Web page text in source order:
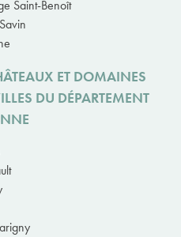
Saint-Benoît
ET DOMAINES
DU DÉPARTEMENT